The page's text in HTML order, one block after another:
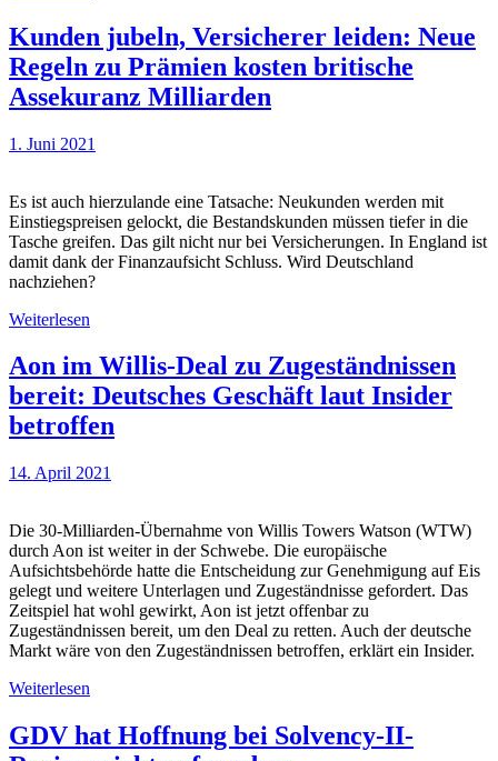
Kunden jubeln, Versicherer leiden: Neue
Regeln zu Prämien kosten britische
Assekuranz Milliarden
1. Juni 2021
Es ist auch hierzulande eine Tatsache: Neukunden werden mit
Einstiegspreisen gelockt, die Bestandskunden müssen tiefer in die
Tasche greifen. Das gilt nicht nur bei Versicherungen. In England ist
damit dank der Finanzaufsicht Schluss. Wird Deutschland
nachziehen?
Weiterlesen
Aon im Willis-Deal zu Zugeständnissen
bereit: Deutsches Geschäft laut Insider
betroffen
14. April 2021
Die 30-Milliarden-Übernahme von Willis Towers Watson (WTW)
durch Aon ist weiter in der Schwebe. Die europäische
Aufsichtsbehörde hatte die Entscheidung zur Genehmigung auf Eis
gelegt und weitere Unterlagen und Zugeständnisse gefordert. Das
Zeitspiel hat wohl gewirkt, Aon ist jetzt offenbar zu
Zugeständnissen bereit, um den Deal zu retten. Auch der deutsche
Markt wäre von den Zugeständnissen betroffen, erklärt ein Insider.
Weiterlesen
GDV hat Hoffnung bei Solvency-II-